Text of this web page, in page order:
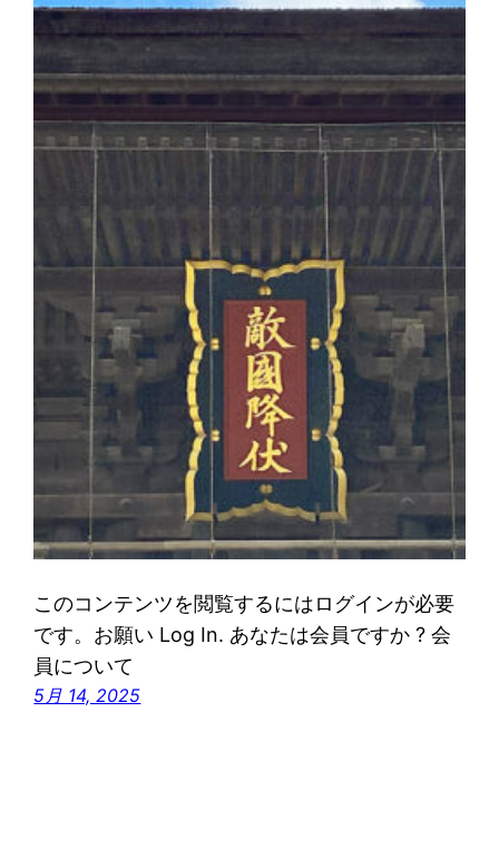
このコンテンツを閲覧するにはログインが必要
です。お願い Log In. あなたは会員ですか ? 会
員について
5月 14, 2025